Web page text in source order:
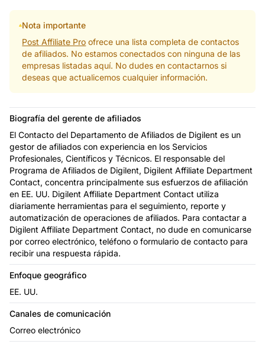
Nota importante
Post Affiliate Pro ofrece una lista completa de contactos
de afiliados. No estamos conectados con ninguna de las
empresas listadas aquí. No dudes en contactarnos si
deseas que actualicemos cualquier información.
Biografía del gerente de afiliados
El Contacto del Departamento de Afiliados de Digilent es un
gestor de afiliados con experiencia en los Servicios
Profesionales, Científicos y Técnicos. El responsable del
Programa de Afiliados de Digilent, Digilent Affiliate Department
Contact, concentra principalmente sus esfuerzos de afiliación
en EE. UU. Digilent Affiliate Department Contact utiliza
diariamente herramientas para el seguimiento, reporte y
automatización de operaciones de afiliados. Para contactar a
Digilent Affiliate Department Contact, no dude en comunicarse
por correo electrónico, teléfono o formulario de contacto para
recibir una respuesta rápida.
Enfoque geográfico
EE. UU.
Canales de comunicación
Correo electrónico